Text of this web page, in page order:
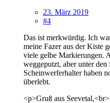
23. März 2019
#4
Das ist merkwürdig. Ich
meine Fazer aus der Kiste
viele gelbe Markierungen.
weggeputzt, aber unter
Scheinwerferhalter haben
überlebt.
<p>Gruß aus